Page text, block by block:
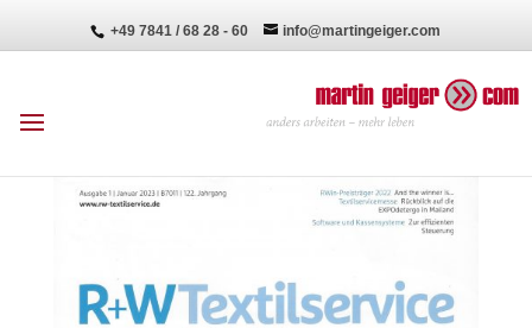
+49 7841 / 68 28 - 60 info@martingeiger.com